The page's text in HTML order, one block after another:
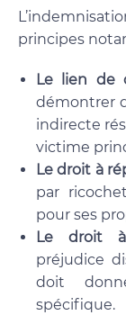
principes
Le lien de
démontrer
indirecte
victime
Le droit à
par
pour ses
Le droit
préjudice
doit
spécifique.